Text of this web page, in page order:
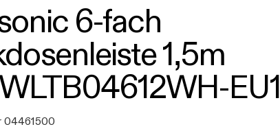
6-fach
1,5m
EU1
04461500